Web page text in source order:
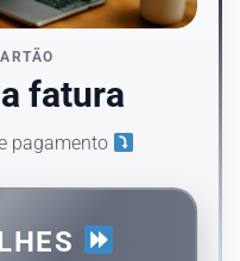
fatura
pagamento